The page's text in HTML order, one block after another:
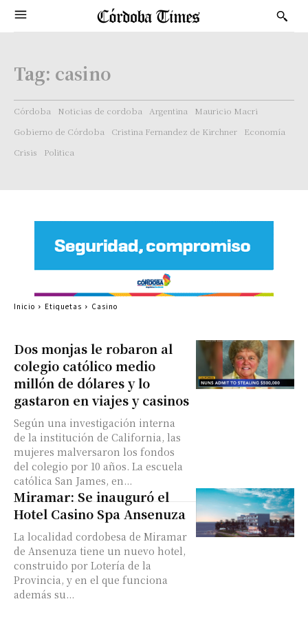
Tag: casino
Córdoba Noticias de cordoba Argentina
Mauricio Macri
Gobierno de Córdoba
Cristina Fernandez de Kirchner
Economía
Crisis
Politica
Dos monjas le robaron al
colegio católico medio
millón de dólares y lo
gastaron en viajes y casinos
Según una investigación interna
de la institución de California, las
mujeres malversaron los fondos
del colegio por 10 años. La escuela
católica San James, en...
Miramar: Se inauguró el
Hotel Casino Spa Ansenuza
La localidad cordobesa de Miramar
de Ansenuza tiene un nuevo hotel,
construido por Lotería de la
Provincia, y en el que funciona
además su...
Inicio Etiquetas Casino